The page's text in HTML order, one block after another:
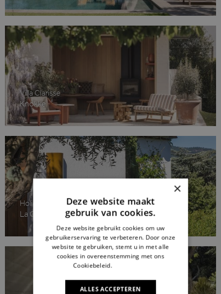
Villa Clarisse
Knokke
Holiday Home CV
La Croix Valmer
×
Deze website maakt
gebruik van cookies.
Deze website gebruikt cookies om uw
gebruikerservaring te verbeteren. Door onze
website te gebruiken, stemt u in met alle
cookies in overeenstemming met ons
Cookiebeleid.
ALLES ACCEPTEREN